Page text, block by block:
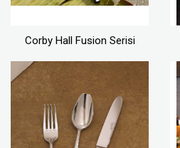
Corby Hall Fusion Serisi